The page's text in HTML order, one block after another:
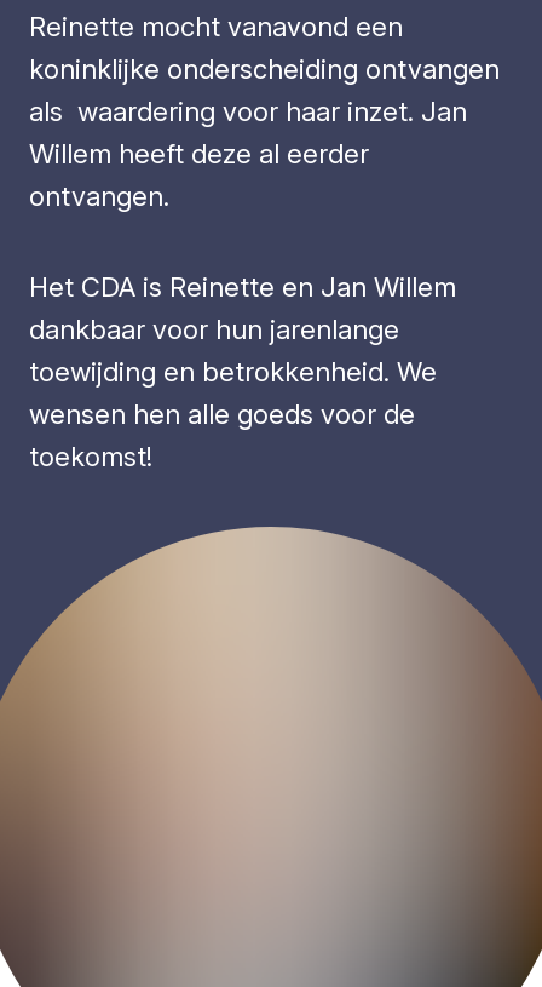
Reinette mocht vanavond een
koninklijke onderscheiding ontvangen
als waardering voor haar inzet. Jan
Willem heeft deze al eerder
ontvangen.
Het CDA is Reinette en Jan Willem
dankbaar voor hun jarenlange
toewijding en betrokkenheid. We
wensen hen alle goeds voor de
toekomst!